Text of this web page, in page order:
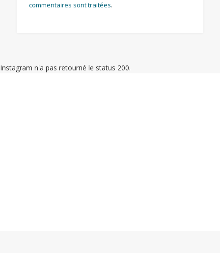
commentaires sont traitées.
Instagram n'a pas retourné le status 200.